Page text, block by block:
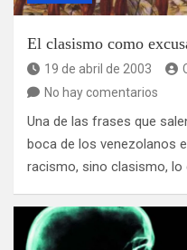
El clasismo como
19 de abril de 2003
No hay comentarios
Una de las frases que
boca de los venezolanos
racismo, sino clasismo,